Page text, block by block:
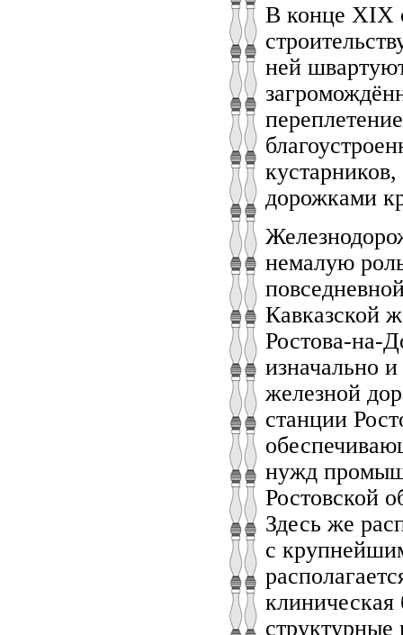
В конце ХIХ
ней
дорожками
немалую
Кавказской
Ростова-на-
изначально
железной
станции
нужд
Ростовской
Здесь же
с
клиническая
структурные